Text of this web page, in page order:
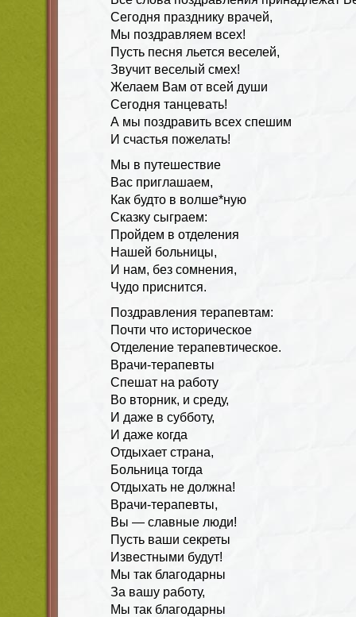
Сегодня празднику врачей,
Мы поздравляем всех!
Пусть песня льется веселей,
Звучит веселый смех!
Желаем Вам от всей души
Сегодня танцевать!
А мы поздравить всех спешим
И счастья пожелать!
Мы в путешествие
Вас приглашаем,
Как будто в волше*ную
Сказку сыграем:
Пройдем в отделения
Нашей больницы,
И нам, без сомнения,
Чудо приснится.
Поздравления терапевтам:
Почти что историческое
Отделение терапевтическое.
Врачи-терапевты
Спешат на работу
Во вторник, и среду,
И даже в субботу,
И даже когда
Отдыхает страна,
Больница тогда
Отдыхать не должна!
Врачи-терапевты,
Вы — славные люди!
Пусть ваши секреты
Известными будут!
Мы так благодарны
За вашу работу,
Мы так благодарны